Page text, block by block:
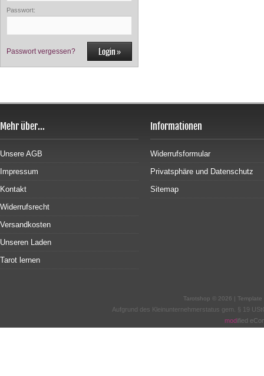
Passwort:
Passwort vergessen?
Mehr über...
Unsere AGB
Impressum
Kontakt
Widerrufsrecht
Versandkosten
Unseren Laden
Tarot lernen
Informationen
Widerrufsformular
Privatsphäre und Datenschutz
Sitemap
Tarotshop © 2026 |
Aufgrund des Kleinunternehmerstatus gem. § 19
modified